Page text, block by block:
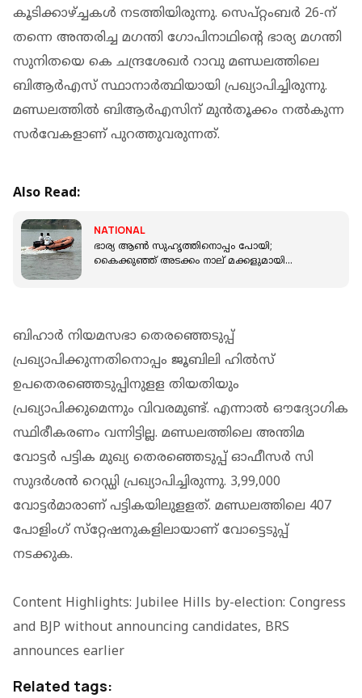
കൂടിക്കാഴ്ച്ചകള്‍ നടത്തിയിരുന്നു. സെപ്റ്റംബര്‍ 26-ന്
തന്നെ അന്തരിച്ച മഗന്തി ഗോപിനാഥിന്റെ ഭാര്യ മഗന്തി
സുനിതയെ കെ ചന്ദ്രശേഖര്‍ റാവു മണ്ഡലത്തിലെ
ബിആര്‍എസ് സ്ഥാനാര്‍ത്ഥിയായി പ്രഖ്യാപിച്ചിരുന്നു.
മണ്ഡലത്തില്‍ ബിആര്‍എസിന് മുന്‍തൂക്കം നല്‍കുന്ന
സര്‍വേകളാണ് പുറത്തുവരുന്നത്.
Also Read:
NATIONAL
ഭാര്യ ആൺ സുഹൃത്തിനൊപ്പം പോയി;
കൈക്കുഞ്ഞ് അടക്കം നാല് മക്കളുമായി
ബിഹാര്‍ നിയമസഭാ തെരഞ്ഞെടുപ്പ്
പ്രഖ്യാപിക്കുന്നതിനൊപ്പം ജൂബിലി ഹില്‍സ്
ഉപതെരഞ്ഞെടുപ്പിനുളള തിയതിയും
പ്രഖ്യാപിക്കുമെന്നും വിവരമുണ്ട്. എന്നാല്‍ ഔദ്യോഗിക
സ്ഥിരീകരണം വന്നിട്ടില്ല. മണ്ഡലത്തിലെ അന്തിമ
വോട്ടര്‍ പട്ടിക മുഖ്യ തെരഞ്ഞെടുപ്പ് ഓഫീസര്‍ സി
സുദര്‍ശന്‍ റെഡ്ഡി പ്രഖ്യാപിച്ചിരുന്നു. 3,99,000
വോട്ടര്‍മാരാണ് പട്ടികയിലുളളത്. മണ്ഡലത്തിലെ 407
പോളിംഗ് സ്‌റ്റേഷനുകളിലായാണ് വോട്ടെടുപ്പ്
നടക്കുക.
Content Highlights: Jubilee Hills by-election: Congress
and BJP without announcing candidates, BRS
announces earlier
Related tags: